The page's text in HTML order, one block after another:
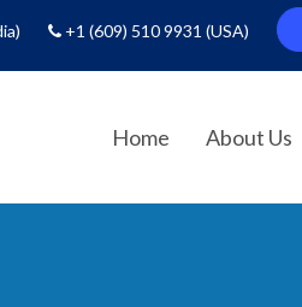
+1 (609) 510 9931 (USA)
Home About Us